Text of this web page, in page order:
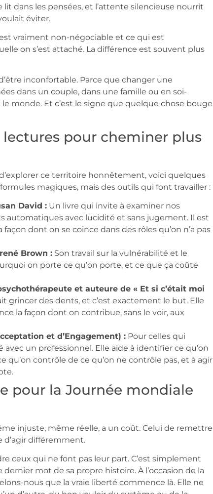
dans les pensées, et l’attente silencieuse nourrit
éviter.
vraiment non-négociable et ce qui est
on s’est attaché. La différence est souvent plus
inconfortable. Parce que changer une
dans un couple, dans une famille ou en soi-
monde. Et c’est le signe que quelque chose bouge
pour cheminer plus
ce territoire honnêtement, voici quelques
magiques, mais des outils qui font travailler :
David : Un livre qui invite à examiner nos
automatiques avec lucidité et sans jugement. Il est
dont on se coince dans des rôles qu’on n’a pas
Brown : Son travail sur la vulnérabilité et le
on porte ce qu’on porte, et ce que ça coûte
et auteure de « Et si c’était moi
grincer des dents, et c’est exactement le but. Elle
la façon dont on contribue, sans le voir, aux
et d’Engagement) : Pour celles qui
un professionnel. Elle aide à identifier ce qu’on
qu’on contrôle de ce qu’on ne contrôle pas, et à agir
pour la Journée mondiale
injuste, même réelle, a un coût. Celui de remettre
d’agir différemment.
ceux qui ne font pas leur part. C’est simplement
mot de sa propre histoire. À l’occasion de la
nous que la vraie liberté commence là. Elle ne